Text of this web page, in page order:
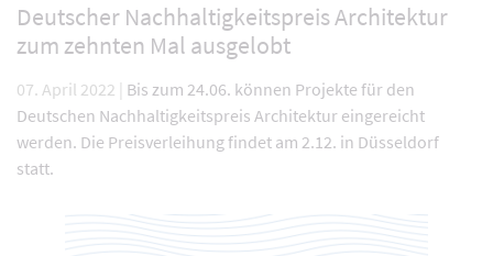
Deutscher Nachhaltigkeitspreis Architektur
zum zehnten Mal ausgelobt
07. April 2022 | Bis zum 24.06. können Projekte für den
Deutschen Nachhaltigkeitspreis Architektur eingereicht
werden. Die Preisverleihung findet am 2.12. in Düsseldorf
statt.